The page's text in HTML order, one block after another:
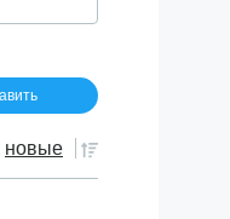
новые